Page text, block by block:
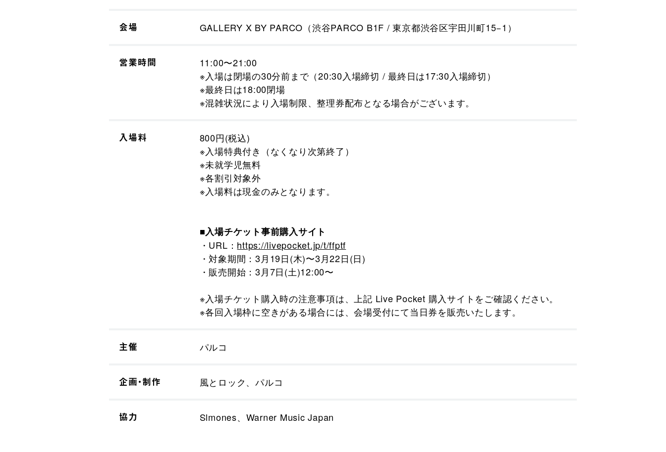
会場 GALLERY X BY PARCO（渋谷PARCO B1F / 東京都渋谷区宇田川町15−1）
営業時間
11:00〜21:00
※入場は閉場の30分前まで（20:30入場締切 / 最終日は17:30入場締切）
※最終日は18:00閉場​
※混雑状況により入場制限、整理券配布となる場合がございます。
入場料
800円(税込)
※入場特典付き（なくなり次第終了）
※未就学児無料
※各割引対象外
※入場料は現金のみとなります。
■入場チケット事前購入サイト
・URL： https://livepocket.jp/t/ffptf
・対象期間：3月19日(木)〜3月22日(日)
・販売開始：3月7日(土)12:00〜
※入場チケット購入時の注意事項は、上記 Live Pocket 購入サイトをご確認ください。
※各回入場枠に空きがある場合には、会場受付にて当日券を販売いたします。
主催 パルコ
企画・制作 ⾵とロック、パルコ
協力 Slmones、Warner Music Japan